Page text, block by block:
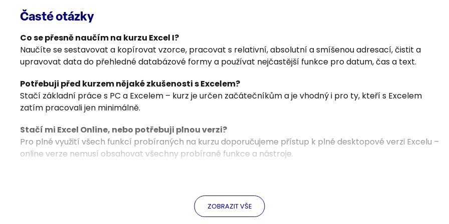
NYNÍ – NOW
DENTÝDNE – WEEKNUM
ISOWEEKNUM
MĚSÍC – MONTH
DEN – DAY
WORKDAY
NETWORKDAYS
Časté otázky
Co se přesně naučím na kurzu Excel I?
Naučíte se sestavovat a kopírovat vzorce, pracovat s relativní, absolutní a smíšenou adresací, čistit a
upravovat data do přehledné databázové formy a používat nejčastější funkce pro datum, čas a text.
Potřebuji před kurzem nějaké zkušenosti s Excelem?
Stačí základní práce s PC a Excelem – kurz je určen začátečníkům a je vhodný i pro ty, kteří s Excelem
zatím pracovali jen minimálně.
Stačí mi Excel Online, nebo potřebuji plnou verzi?
Pro plné využití všech funkcí probíraných na kurzu doporučujeme přístup k plné desktopové verzi Excelu –
online verze nemusí obsahovat všechny probírané funkce a nástroje.
jako text do sloupců, odebrání duplicit, vyhledání a doplnění prázdných buněk nebo řazení a filtrování
ZOBRAZIT VŠE